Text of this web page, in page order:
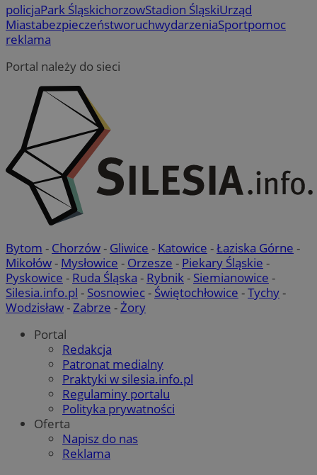
policjaPark ŚląskichorzowStadion ŚląskiUrząd
MiastabezpieczeństworuchwydarzeniaSportpomoc
reklama
Portal należy do sieci
Bytom - Chorzów- Gliwice - Katowice -Łaziska Górne -
Mikołów- Mysłowice - Orzesze - Piekary Śląskie -
Pyskowice - Ruda Śląska - Rybnik- Siemianowice -
Silesia.info.pl - Sosnowiec- Świętochłowice -Tychy-
Wodzisław-Zabrze -Żory
Portal
Redakcja
Patronat medialny
Praktyki w silesia.info.pl
Regulaminy portalu
Polityka prywatności
Oferta
Napisz do nas
Reklama